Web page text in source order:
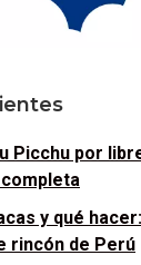
Picchu por
y qué
rincón de Perú